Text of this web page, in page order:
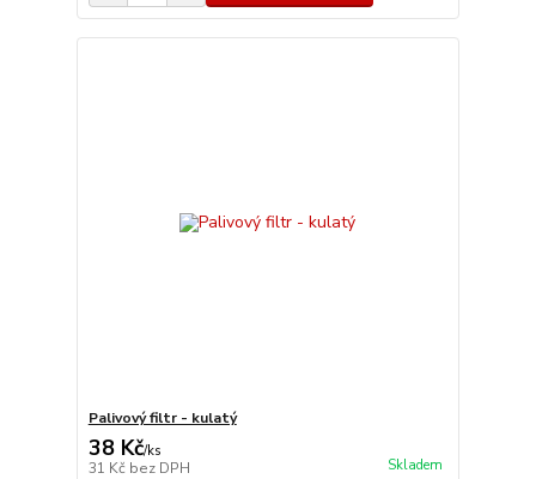
Palivový filtr - kulatý
38 Kč/ks
31 Kč bez DPH Skladem